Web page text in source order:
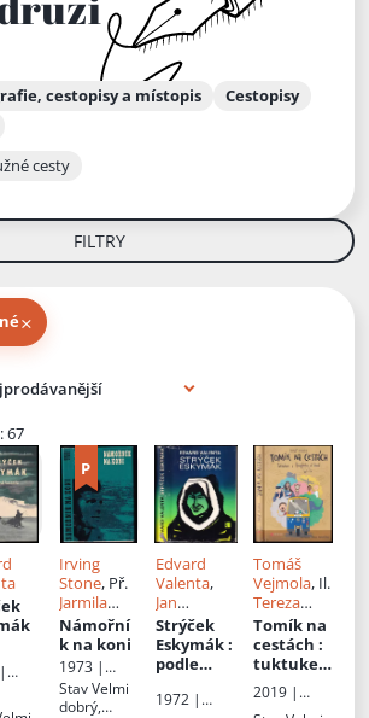
cestopisy a místopis
Cestopisy
cesty
FILTRY
×
67
Irving
Stone, Př.
Jarmila
Fastrová
Námořní
k na koni
1973 |
Mladá
fronta
StavVelmi
dobrý,
Edvard
Valenta,
Jan
Eskymo
Welzl, Il.
Josef
Paukert
Strýček
Eskymák:
podle
Jana
1972 |
Tomáš
Vejmola, Il.
Tereza
Konupčíko
vá
Tomík na
cestách :
tuktuke
m z
Bangkoku
2019 |
CPress